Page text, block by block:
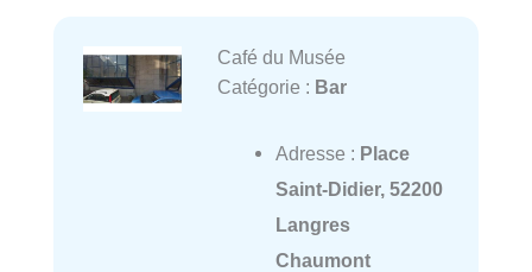
Café du Musée
Catégorie : Bar
Adresse : Place
Saint-Didier, 52200
Langres
Chaumont